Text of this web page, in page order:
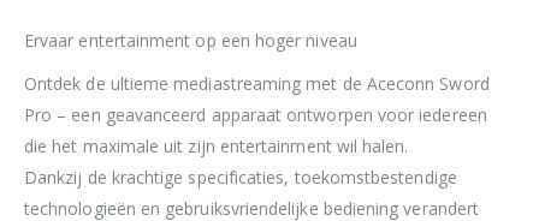
Ervaar entertainment op een hoger niveau
Ontdek de ultieme mediastreaming met de Aceconn Sword
Pro – een geavanceerd apparaat ontworpen voor iedereen
die het maximale uit zijn entertainment wil halen.
Dankzij de krachtige specificaties, toekomstbestendige
technologieën en gebruiksvriendelijke bediening verandert